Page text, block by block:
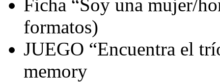
Ficha “Soy una mujer/
formatos)
JUEGO “Encuentra el
memory